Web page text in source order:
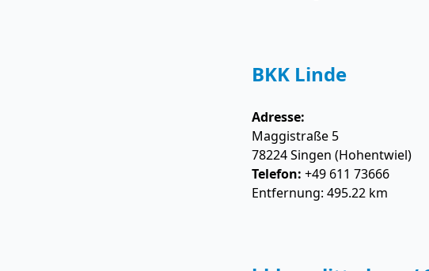
BKK Linde
Adresse:
Maggistraße 5
78224Singen (Hohentwiel)
Telefon: +49 611 73666
Entfernung: 495.22 km